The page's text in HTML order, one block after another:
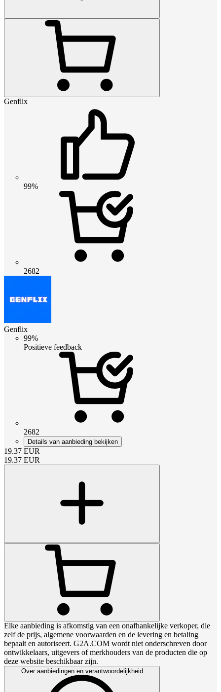
Genflix
99%
2682
Genflix
99%
Positieve feedback
2682
Details van aanbieding bekijken
19.37 EUR
19.37 EUR
Elke aanbieding is afkomstig van een onafhankelijke verkoper, die
zelf de prijs, algemene voorwaarden en de levering en betaling
bepaalt en autoriseert. G2A.COM wordt niet onderschreven door
ontwikkelaars, uitgevers of merkhouders van de producten die op
deze website beschikbaar zijn.
Over aanbiedingen en verantwoordelijkheid